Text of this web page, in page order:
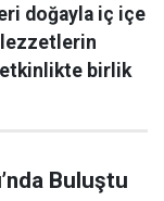
doğayla iç içe
etkinlikte birlik
Buluştu